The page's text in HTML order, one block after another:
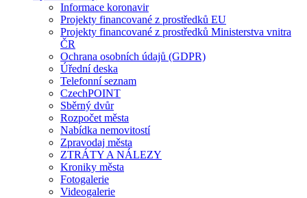
Informace koronavir
Projekty financované z prostředků EU
Projekty financované z prostředků Ministerstva vnitra
ČR
Ochrana osobních údajů (GDPR)
Úřední deska
Telefonní seznam
CzechPOINT
Sběrný dvůr
Rozpočet města
Nabídka nemovitostí
Zpravodaj města
ZTRÁTY A NÁLEZY
Kroniky města
Fotogalerie
Videogalerie